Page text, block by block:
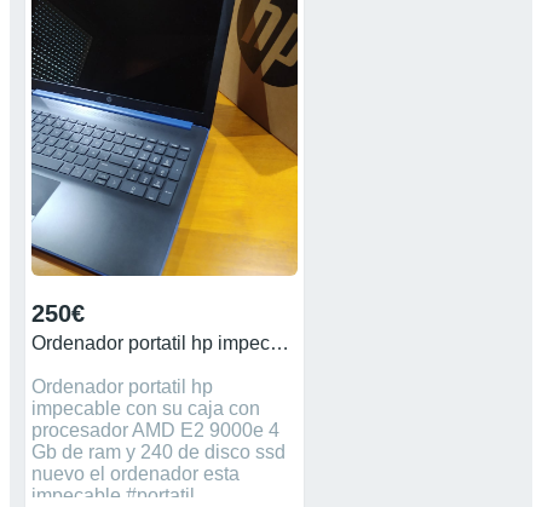
250€
Ordenador portatil hp impecable ssd
Ordenador portatil hp
impecable con su caja con
procesador AMD E2 9000e 4
Gb de ram y 240 de disco ssd
nuevo el ordenador esta
impecable #portatil